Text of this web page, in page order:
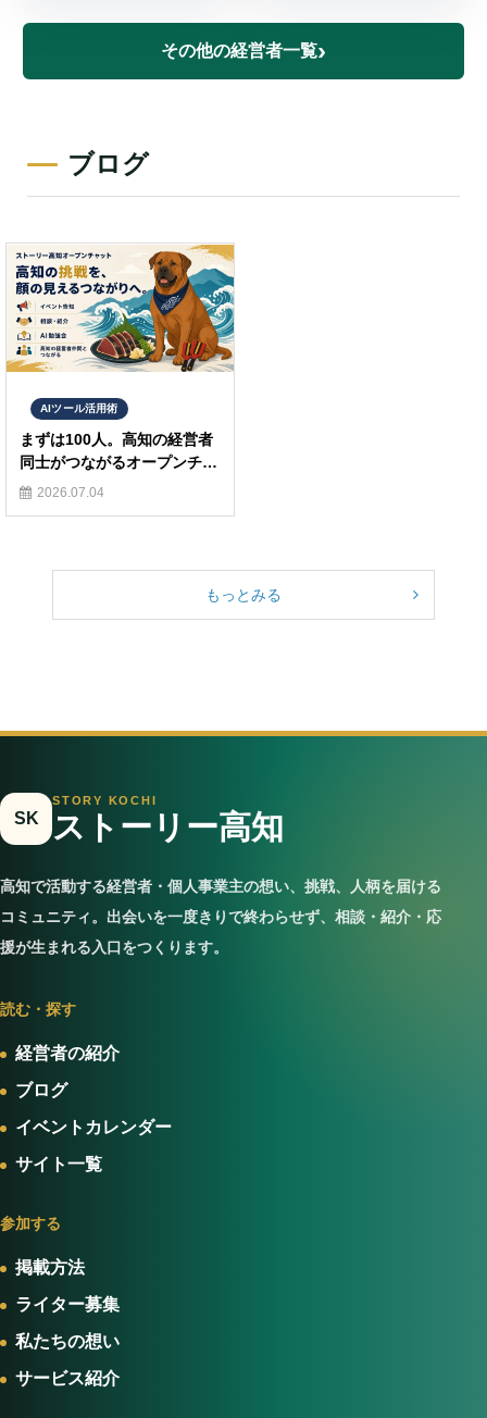
その他の経営者一覧›
ブログ
AIツール活用術
まずは100人。高知の経営者
同士がつながるオープンチャ
ットを育てませんか？
2026.07.04
もっとみる
SK
STORY KOCHI
ストーリー高知
高知で活動する経営者・個人事業主の想い、挑戦、人柄を届ける
コミュニティ。出会いを一度きりで終わらせず、相談・紹介・応
援が生まれる入口をつくります。
読む・探す
経営者の紹介
ブログ
イベントカレンダー
サイト一覧
参加する
掲載方法
ライター募集
私たちの想い
サービス紹介